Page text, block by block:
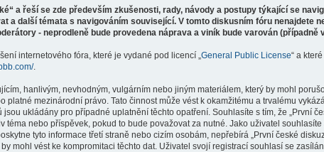
a řeší se zde především zkušenosti, rady, návody a postupy týkající se
a další témata s navigováním související. V tomto diskusním fóru nenajdete
- neprodleně bude provedena náprava a viník bude varován
internetového fóra, které je vydané pod licencí „General Public License“ a
.
hanlivým, nevhodným, vulgárním nebo jiným materiálem, který by mohl
platné mezinárodní právo. Tato činnost může vést k okamžitému a trvalému
ukládány pro případné uplatnění těchto opatření. Souhlasíte s tím, že „První
téma nebo příspěvek, pokud to bude považovat za nutné. Jako uživatel
tyto informace třetí straně nebo cizím osobám, nepřebírá „První české
mohl vést ke kompromitaci těchto dat. Uživatel svojí registrací souhlasí se